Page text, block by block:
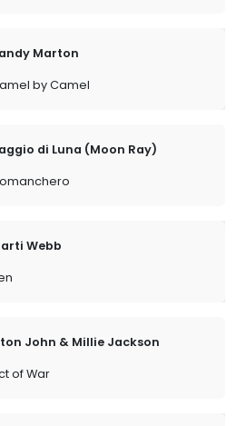
Marton
by Camel
di Luna (Moon Ray)
Webb
John & Millie Jackson
of War